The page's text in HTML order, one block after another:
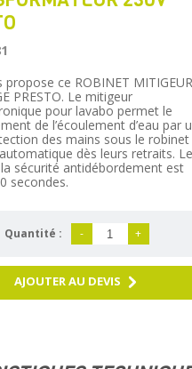
propose ce ROBINET MITIGEUR
PRESTO. Le mitigeur
pour lavabo permet le
de l’écoulement d’eau par
des mains sous le
dès leurs retraits. Le
sécurité antidébordement est
secondes.
Quantité : - +
AJOUTER AU DEVIS